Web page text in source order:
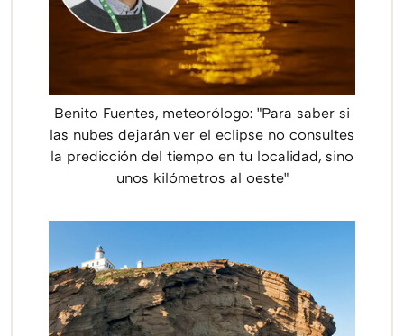
Benito Fuentes, meteorólogo: "Para saber si
las nubes dejarán ver el eclipse no consultes
la predicción del tiempo en tu localidad, sino
unos kilómetros al oeste"